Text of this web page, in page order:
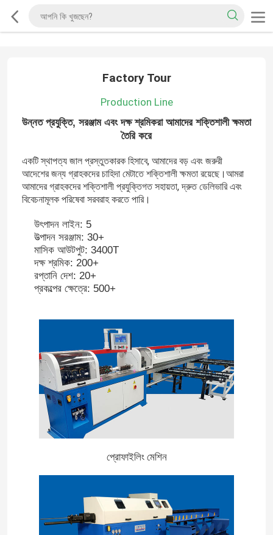
Factory Tour
Production Line
উন্নত প্রযুক্তি, সরঞ্জাম এবং দক্ষ শ্রমিকরা আমাদের শক্তিশালী ক্ষমতা
তৈরি করে
একটি স্থাপত্য জাল প্রস্তুতকারক হিসাবে, আমাদের বড় এবং জরুরী
আদেশের জন্য গ্রাহকদের চাহিদা মেটাতে শক্তিশালী ক্ষমতা রয়েছে।আমরা
আমাদের গ্রাহকদের শক্তিশালী প্রযুক্তিগত সহায়তা, দ্রুত ডেলিভারি এবং
বিবেচনামূলক পরিষেবা সরবরাহ করতে পারি।
উৎপাদন লাইন: 5
উত্পাদন সরঞ্জাম: 30+
মাসিক আউটপুট: 3400T
দক্ষ শ্রমিক: 200+
রপ্তানি দেশ: 20+
প্রকল্পের ক্ষেত্রে: 500+
প্রোফাইলিং মেশিন